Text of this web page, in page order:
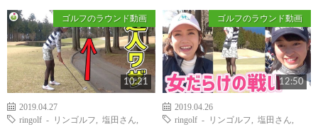
ゴルフのラウンド動画
10:21
2019.04.27
ringolf - リンゴルフ
塩田さん
ゴルフのラウンド動画
12:50
2019.04.26
ringolf - リンゴルフ
塩田さん